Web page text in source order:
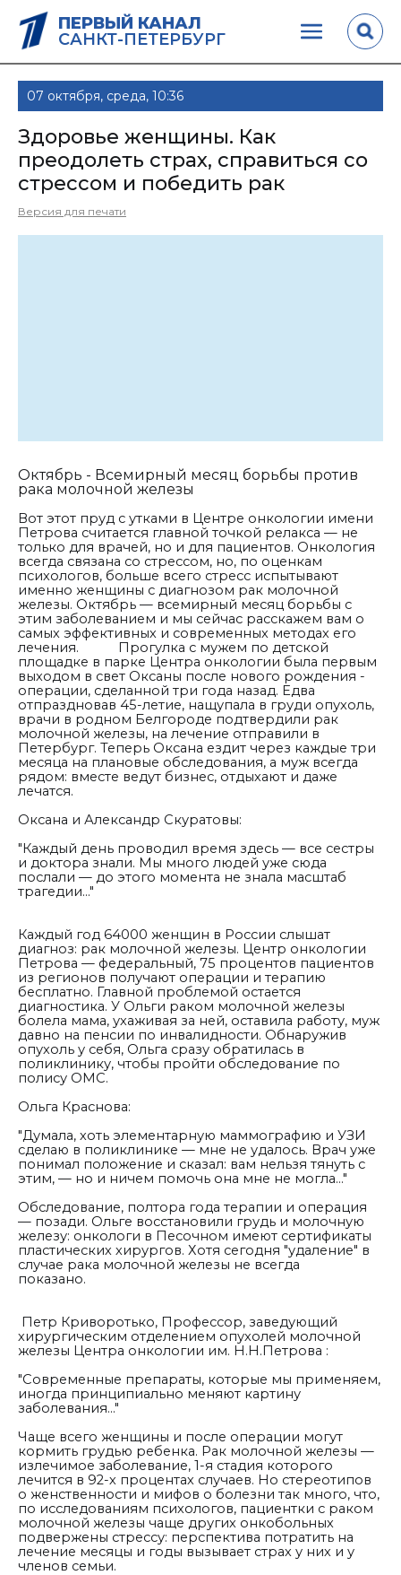
ПЕРВЫЙ КАНАЛ
САНКТ-ПЕТЕРБУРГ
07 октября, среда, 10:36
Здоровье женщины. Как
преодолеть страх, справиться со
стрессом и победить рак
Версия для печати
Октябрь - Всемирный месяц борьбы против
рака молочной железы
Вот этот пруд с утками в Центре онкологии имени
Петрова считается главной точкой релакса — не
только для врачей, но и для пациентов. Онкология
всегда связана со стрессом, но, по оценкам
психологов, больше всего стресс испытывают
именно женщины с диагнозом рак молочной
железы. Октябрь — всемирный месяц борьбы с
этим заболеванием и мы сейчас расскажем вам о
самых эффективных и современных методах его
лечения.
Прогулка с мужем по детской
площадке в парке Центра онкологии была первым
выходом в свет Оксаны после нового рождения -
операции, сделанной три года назад. Едва
отпраздновав 45-летие, нащупала в груди опухоль,
врачи в родном Белгороде подтвердили рак
молочной железы, на лечение отправили в
Петербург. Теперь Оксана ездит через каждые три
месяца на плановые обследования, а муж всегда
рядом: вместе ведут бизнес, отдыхают и даже
лечатся.
Оксана и Александр Скуратовы:
"Каждый день проводил время здесь — все сестры
и доктора знали. Мы много людей уже сюда
послали — до этого момента не знала масштаб
трагедии..."
Каждый год 64000 женщин в России слышат
диагноз: рак молочной железы. Центр онкологии
Петрова — федеральный, 75 процентов пациентов
из регионов получают операции и терапию
бесплатно. Главной проблемой остается
диагностика. У Ольги раком молочной железы
болела мама, ухаживая за ней, оставила работу, муж
давно на пенсии по инвалидности. Обнаружив
опухоль у себя, Ольга сразу обратилась в
поликлинику, чтобы пройти обследование по
полису ОМС.
Ольга Краснова:
"Думала, хоть элементарную маммографию и УЗИ
сделаю в поликлинике — мне не удалось. Врач уже
понимал положение и сказал: вам нельзя тянуть с
этим, — но и ничем помочь она мне не могла..."
Обследование, полтора года терапии и операция
— позади. Ольге восстановили грудь и молочную
железу: онкологи в Песочном имеют сертификаты
пластических хирургов. Хотя сегодня "удаление" в
случае рака молочной железы не всегда
показано.
Петр Криворотько, Профессор, заведующий
хирургическим отделением опухолей молочной
железы Центра онкологии им. Н.Н.Петрова :
"Современные препараты, которые мы применяем,
иногда принципиально меняют картину
заболевания..."
Чаще всего женщины и после операции могут
кормить грудью ребенка. Рак молочной железы —
излечимое заболевание, 1-я стадия которого
лечится в 92-х процентах случаев. Но стереотипов
о женственности и мифов о болезни так много, что,
по исследованиям психологов, пациентки с раком
молочной железы чаще других онкобольных
подвержены стрессу: перспектива потратить на
лечение месяцы и годы вызывает страх у них и у
членов семьи.